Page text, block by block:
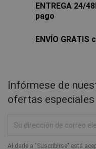
ENTREGA 24/
pago
ENVÍO
Infórmese de
ofertas especiales
Al darle a "Suscribirse" está